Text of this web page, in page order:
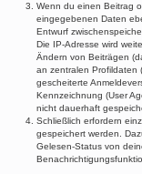
Wenn du einen Beitrag
eingegebenen Daten
Entwurf
Die IP-Adresse wird
Ändern von Beiträgen
an zentralen Profildaten
gescheiterte
Kennzeichnung (User
nicht dauerhaft
Schließlich erfordern
gespeichert werden.
Gelesen-Status von